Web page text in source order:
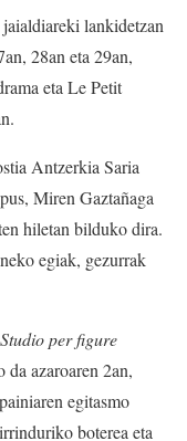
lankidetzan
28an eta 29an,
eta Le Petit
Antzerkia Saria
Miren Gaztañaga
hiletan bilduko dira.
egiak, gezurrak
per figure
azaroaren 2an,
egitasmo
boterea eta